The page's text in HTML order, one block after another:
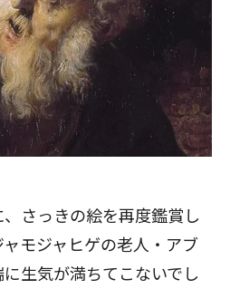
さっきの絵を再度鑑賞し
モジャヒゲの老人・アブ
生気が満ちてこないでし